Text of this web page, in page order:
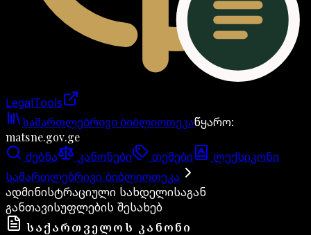
LegalTools
ანგარიში იტვირთება
სამართლებრივი ბიბლიოთეკაწყარო:
matsne.gov.ge
ძებნა კანონები თემები
ლექსიკონი
სამართლებრივი ბიბლიოთეკა
ადმინისტრაციული სახდელისაგან
განთავისუფლების შესახებ
ᲡᲐᲥᲐᲠᲗᲕᲔᲚᲝᲡ ᲙᲐᲜᲝᲜᲘ